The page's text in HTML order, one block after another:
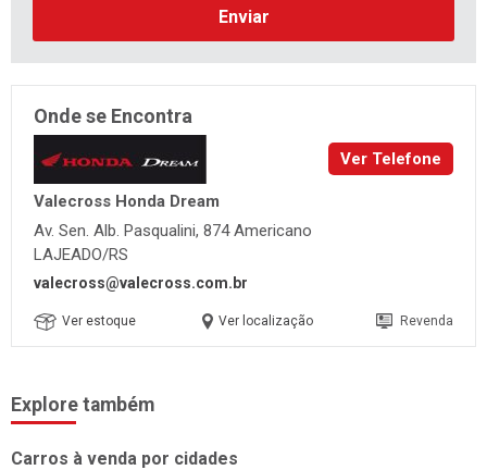
Enviar
Onde se Encontra
Ver Telefone
Valecross Honda Dream
Av. Sen. Alb. Pasqualini, 874 Americano
LAJEADO/RS
valecross@valecross.com.br
Ver estoque Ver localização Revenda
Explore também
Carros à venda por cidades